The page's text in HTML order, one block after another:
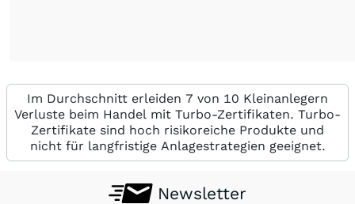
Im Durchschnitt erleiden 7 von 10 Kleinanlegern
Verluste beim Handel mit Turbo-Zertifikaten. Turbo-
Zertifikate sind hoch risikoreiche Produkte und
nicht für langfristige Anlagestrategien geeignet.
Newsletter